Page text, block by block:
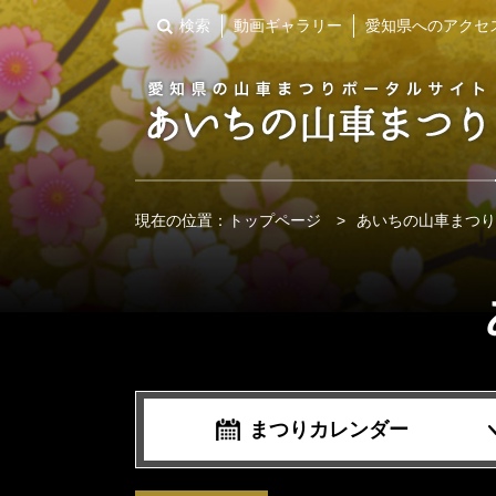
検索 動画ギャラリー 愛知県へのアクセ
現在の位置：トップページ > あいちの山車まつ
まつりカレンダー